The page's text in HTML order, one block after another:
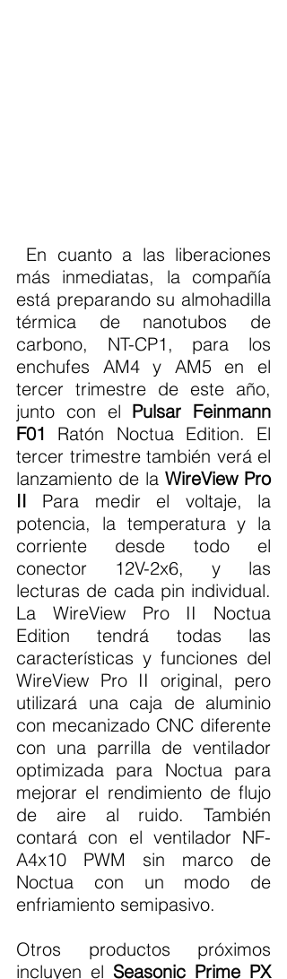
más inmediatas, la compañía
está preparando su almohadilla
térmica de nanotubos de
carbono, NT-CP1, para los
enchufes AM4 y AM5 en el
tercer trimestre de este año,
junto con el Pulsar Feinmann
F01 Ratón Noctua Edition. El
tercer trimestre también verá el
lanzamiento de la WireView Pro
II Para medir el voltaje, la
potencia, la temperatura y la
corriente desde todo el
conector 12V-2x6, y las
lecturas de cada pin individual.
La WireView Pro II Noctua
Edition tendrá todas las
características y funciones del
WireView Pro II original, pero
utilizará una caja de aluminio
con mecanizado CNC diferente
con una parrilla de ventilador
optimizada para Noctua para
mejorar el rendimiento de flujo
de aire al ruido. También
contará con el ventilador NF-
A4x10 PWM sin marco de
Noctua con un modo de
enfriamiento semipasivo.
Otros productos próximos
incluyen el Seasonic Prime PX